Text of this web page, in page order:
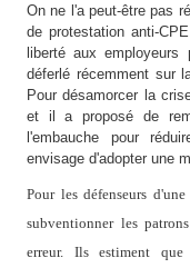
On ne l'a peut-être pas
de protestation anti-
liberté aux
déferlé récemment sur
Pour désamorcer la
et il a proposé de
l'embauche pour
envisage d'adopter une
Pour les défenseurs
subventionner les
erreur. Ils estiment